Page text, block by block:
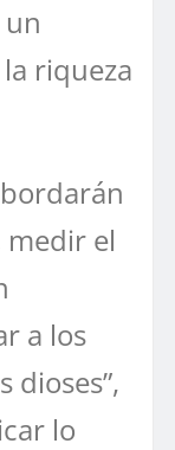
riqueza
medir el
a los
dioses”,
lo